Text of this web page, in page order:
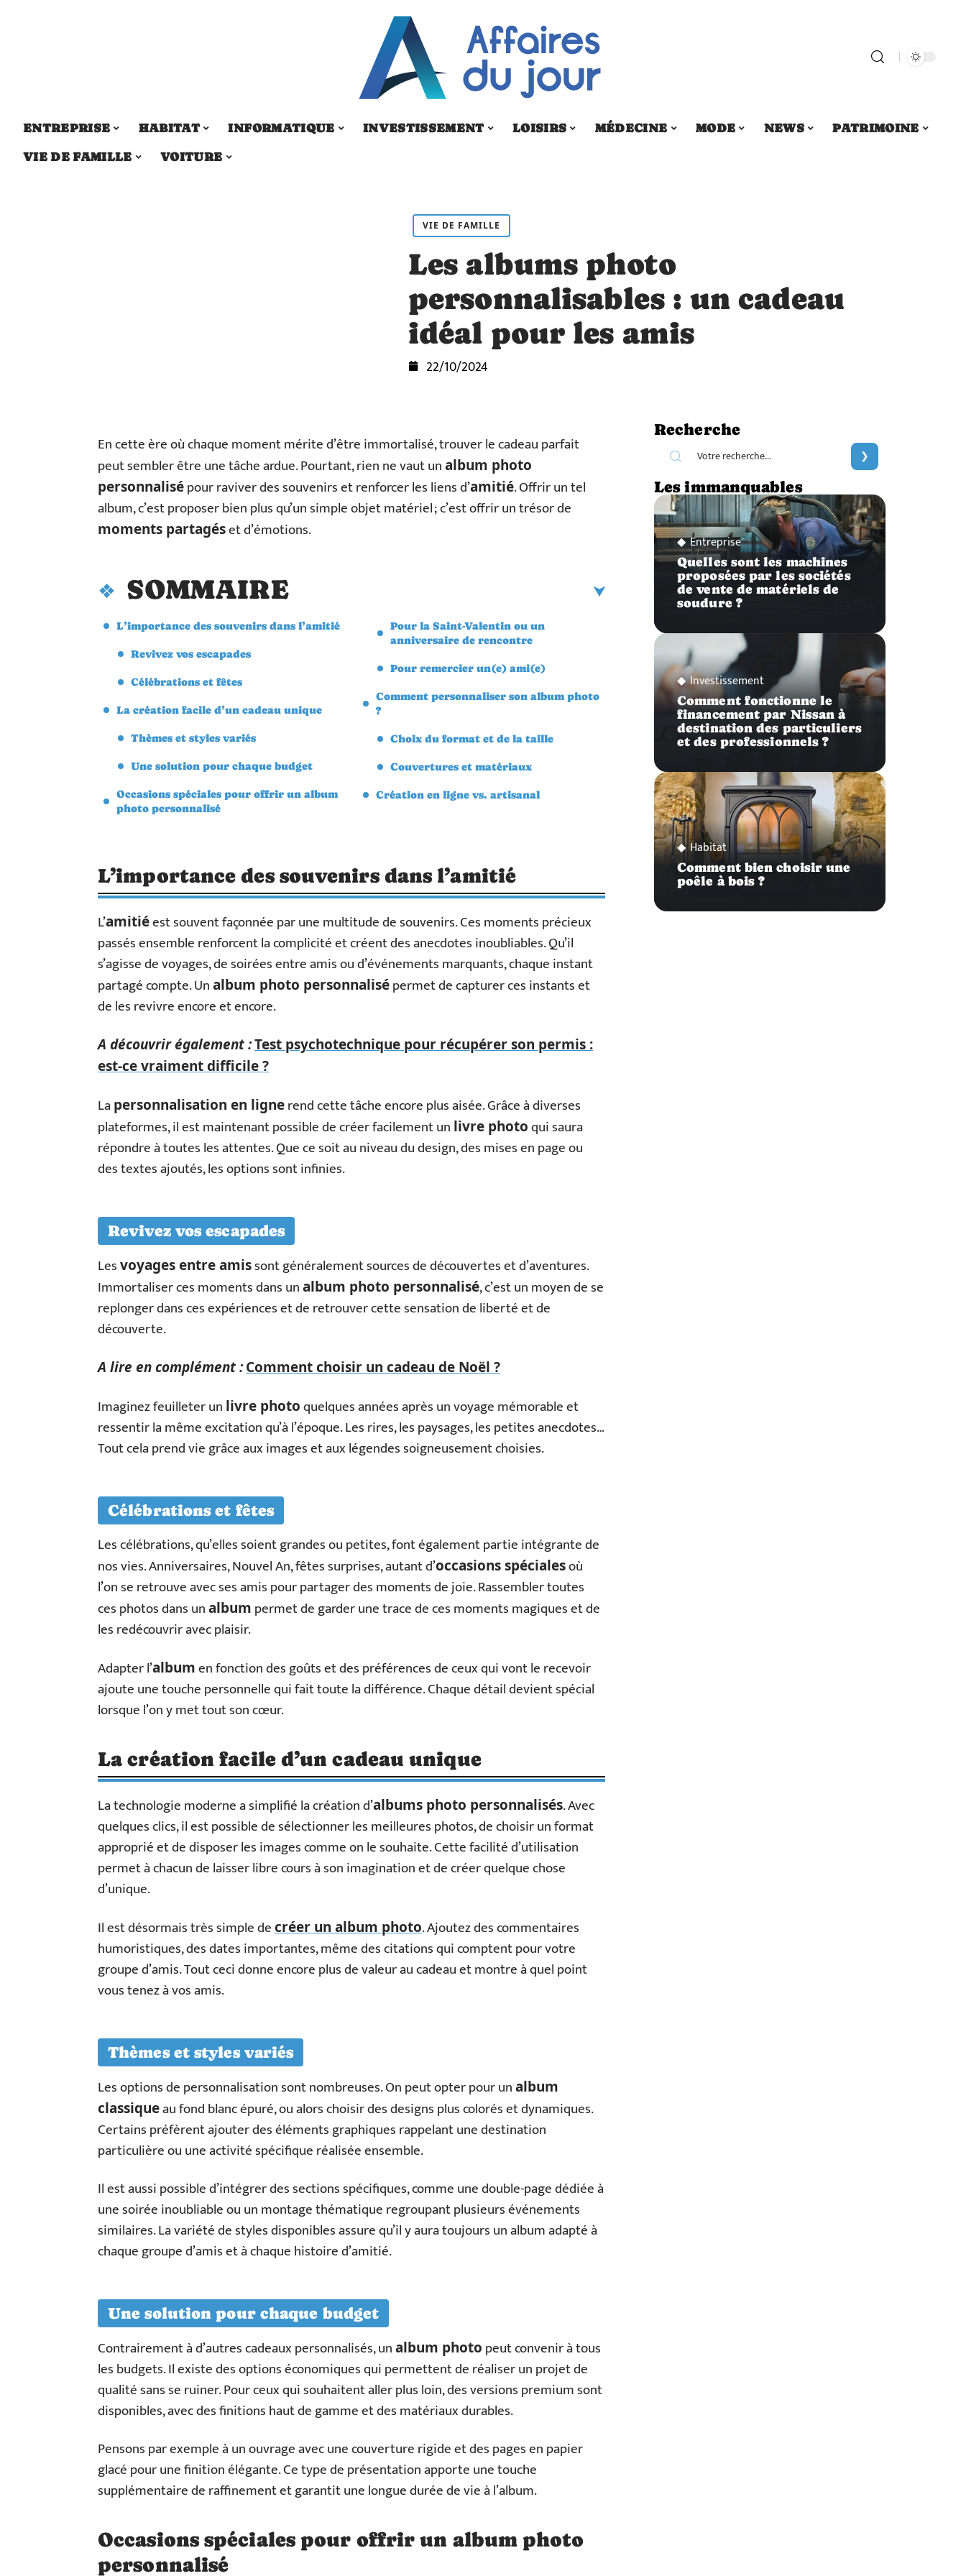
ENTREPRISE HABITAT INFORMATIQUE INVESTISSEMENT LOISIRS MÉDECINE MODE NEWS
PATRIMOINE
VIE DE FAMILLE
VOITURE
VIE DE FAMILLE
Les albums photo
personnalisables : un cadeau
idéal pour les amis
22/10/2024
En cette ère où chaque moment mérite d’être immortalisé, trouver le cadeau parfait
peut sembler être une tâche ardue. Pourtant, rien ne vaut unalbum photo
personnalisépour raviver des souvenirs et renforcer les liens d’amitié. Offrir un tel
album, c’est proposer bien plus qu’un simple objet matériel ; c’est offrir un trésor de
moments partagéset d’émotions.
SOMMAIRE
L’importance des souvenirs dans l’amitié
Revivez vos escapades
Célébrations et fêtes
La création facile d’un cadeau unique
Thèmes et styles variés
Une solution pour chaque budget
Occasions spéciales pour offrir un album
photo personnalisé
Pour la Saint-Valentin ou un
anniversaire de rencontre
Pour remercier un(e) ami(e)
Comment personnaliser son album photo
?
Choix du format et de la taille
Couvertures et matériaux
Création en ligne vs. artisanal
L’importance des souvenirs dans l’amitié
L’amitiéest souvent façonnée par une multitude de souvenirs. Ces moments précieux
passés ensemble renforcent la complicité et créent des anecdotes inoubliables. Qu’il
s’agisse de voyages, de soirées entre amis ou d’événements marquants, chaque instant
partagé compte. Unalbum photo personnalisépermet de capturer ces instants et
de les revivre encore et encore.
A découvrir également :Test psychotechnique pour récupérer son permis :
est-ce vraiment difficile ?
Lapersonnalisation en lignerend cette tâche encore plus aisée. Grâce à diverses
plateformes, il est maintenant possible de créer facilement un livre photoqui saura
répondre à toutes les attentes. Que ce soit au niveau du design, des mises en page ou
des textes ajoutés, les options sont infinies.
Revivez vos escapades
Lesvoyages entre amissont généralement sources de découvertes et d’aventures.
Immortaliser ces moments dans unalbum photo personnalisé, c’est un moyen de se
replonger dans ces expériences et de retrouver cette sensation de liberté et de
découverte.
A lire en complément :Comment choisir un cadeau de Noël ?
Imaginez feuilleter un livre photoquelques années après un voyage mémorable et
ressentir la même excitation qu’à l’époque. Les rires, les paysages, les petites anecdotes…
Tout cela prend vie grâce aux images et aux légendes soigneusement choisies.
Célébrations et fêtes
Les célébrations, qu’elles soient grandes ou petites, font également partie intégrante de
nos vies. Anniversaires, Nouvel An, fêtes surprises, autant d’occasions spécialesoù
l’on se retrouve avec ses amis pour partager des moments de joie. Rassembler toutes
ces photos dans unalbum permet de garder une trace de ces moments magiques et de
les redécouvrir avec plaisir.
Adapter l’albumen fonction des goûts et des préférences de ceux qui vont le recevoir
ajoute une touche personnelle qui fait toute la différence. Chaque détail devient spécial
lorsque l’on y met tout son cœur.
La création facile d’un cadeau unique
La technologie moderne a simplifié la création d’albums photo personnalisés. Avec
quelques clics, il est possible de sélectionner les meilleures photos, de choisir un format
approprié et de disposer les images comme on le souhaite. Cette facilité d’utilisation
permet à chacun de laisser libre cours à son imagination et de créer quelque chose
d’unique.
Il est désormais très simple decréer un album photo. Ajoutez des commentaires
humoristiques, des dates importantes, même des citations qui comptent pour votre
groupe d’amis. Tout ceci donne encore plus de valeur au cadeau et montre à quel point
vous tenez à vos amis.
Thèmes et styles variés
Les options de personnalisation sont nombreuses. On peut opter pour unalbum
classiqueau fond blanc épuré, ou alors choisir des designs plus colorés et dynamiques.
Certains préfèrent ajouter des éléments graphiques rappelant une destination
particulière ou une activité spécifique réalisée ensemble.
Il est aussi possible d’intégrer des sections spécifiques, comme une double-page dédiée à
une soirée inoubliable ou un montage thématique regroupant plusieurs événements
similaires. La variété de styles disponibles assure qu’il y aura toujours un album adapté à
chaque groupe d’amis et à chaque histoire d’amitié.
Une solution pour chaque budget
Contrairement à d’autres cadeaux personnalisés, unalbum photo peut convenir à tous
les budgets. Il existe des options économiques qui permettent de réaliser un projet de
qualité sans se ruiner. Pour ceux qui souhaitent aller plus loin, des versions premium sont
disponibles, avec des finitions haut de gamme et des matériaux durables.
Pensons par exemple à un ouvrage avec une couverture rigide et des pages en papier
glacé pour une finition élégante. Ce type de présentation apporte une touche
supplémentaire de raffinement et garantit une longue durée de vie à l’album.
Occasions spéciales pour offrir un album photo
personnalisé
Recherche
Les immanquables
Entreprise
Quelles sont les machines
proposées par les sociétés
de vente de matériels de
soudure ?
Investissement
Comment fonctionne le
financement par Nissan à
destination des particuliers
et des professionnels ?
Habitat
Comment bien choisir une
poêle à bois ?